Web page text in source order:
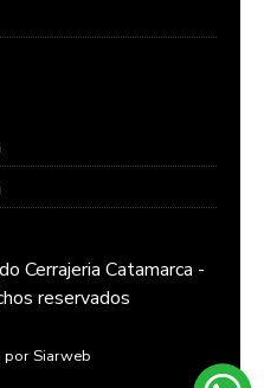
Cerrajeria Catamarca -
reservados
Siarweb